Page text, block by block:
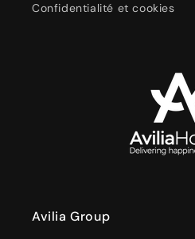
Confidentialité et cookies
Avilia Group